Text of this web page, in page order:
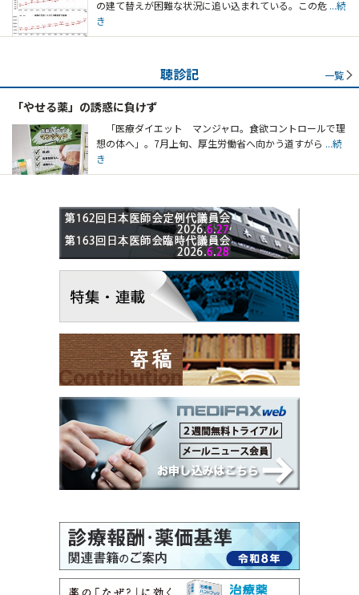
の建て替えが困難な状況に追い込まれている。この危 ...続
き
聴診記 一覧
「やせる薬」の誘惑に負けず
「医療ダイエット マンジャロ。食欲コントロールで理
想の体へ」。7月上旬、厚生労働省へ向かう道すがら ...続
き